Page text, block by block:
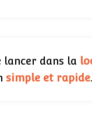
lancer dans la
simple et rapide.